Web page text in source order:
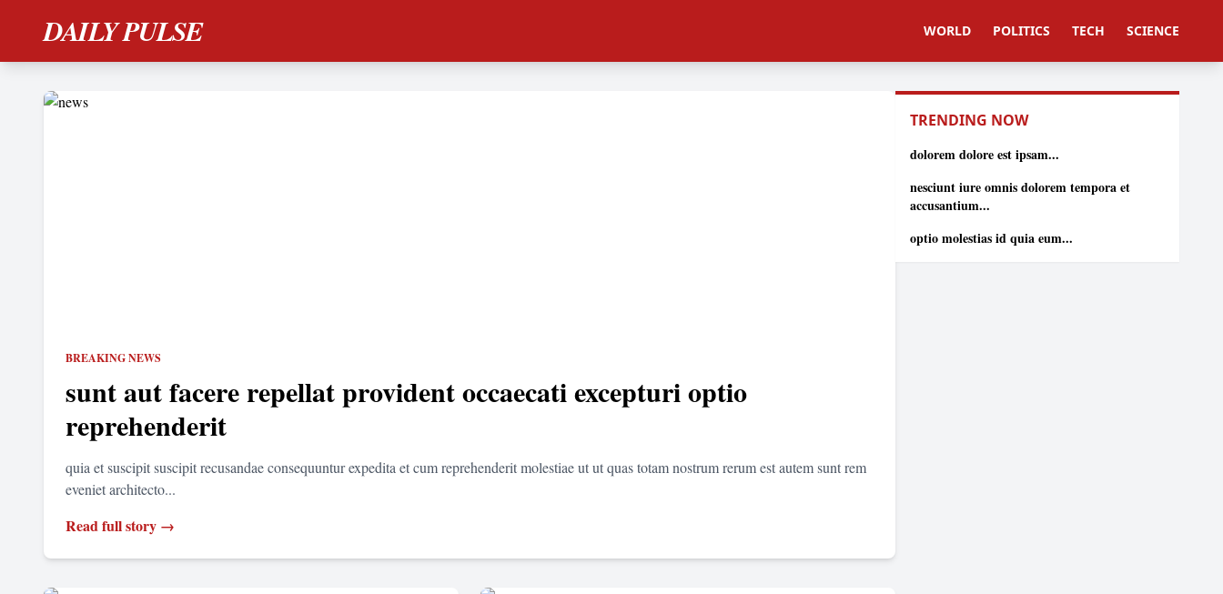
DAILY PULSE WORLD POLITICS TECH SCIENCE
BREAKING NEWS
sunt aut facere repellat provident occaecati excepturi optio
reprehenderit
quia et suscipit suscipit recusandae consequuntur expedita et cum reprehenderit molestiae ut ut quas totam nostrum rerum est autem sunt rem
eveniet architecto...
Read full story →
TRENDING NOW
dolorem dolore est ipsam...
nesciunt iure omnis dolorem tempora et
accusantium...
optio molestias id quia eum...